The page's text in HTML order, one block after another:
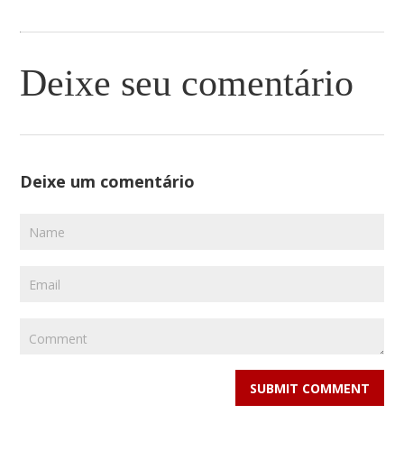
Deixe seu comentário
Deixe um comentário